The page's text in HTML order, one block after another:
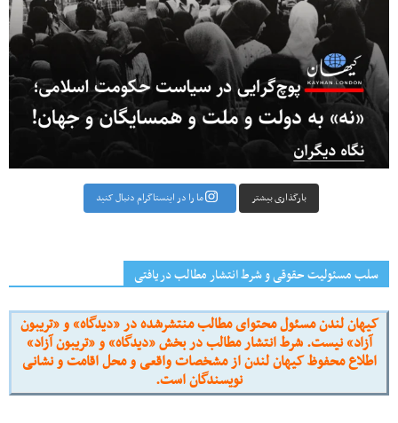
بارگذاری بیشتر ما را در اینستاگرام دنبال کنید
سلب مسئولیت حقوقی و شرط انتشار مطالب دریافتی
کیهان لندن مسئول محتوای مطالب منتشرشده در «دیدگاه» و «تریبون
آزاد» نیست. شرط انتشار مطالب در بخش «دیدگاه» و «تریبون آزاد»
اطلاع محفوظ کیهان لندن از مشخصات واقعی و محل اقامت و نشانی
نویسندگان است.